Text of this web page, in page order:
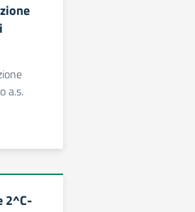
a.s.
2^C-